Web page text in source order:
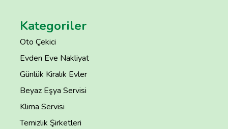
Kategoriler
Oto Çekici
Evden Eve Nakliyat
Günlük Kiralık Evler
Beyaz Eşya Servisi
Klima Servisi
Temizlik Şirketleri